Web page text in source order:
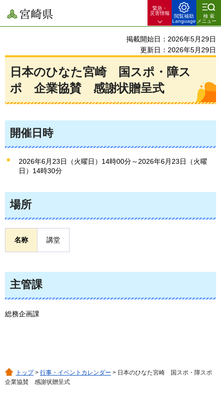
宮崎県
緊急・
災害情報
閲覧補助
Language
検索
メニュー
掲載開始日：2026年5月29日
更新日：2026年5月29日
日本のひなた宮崎 国スポ・障ス
ポ 企業協賛 感謝状贈呈式
開催日時
2026年6月23日（火曜日）14時00分～2026年6月23日（火曜
日）14時30分
場所
名称 講堂
主管課
総務企画課
トップ> 行事・イベントカレンダー > 日本のひなた宮崎 国スポ・障スポ
企業協賛 感謝状贈呈式